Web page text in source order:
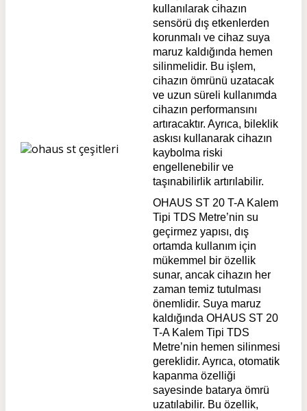
kullanılarak cihazın
sensörü dış etkenlerden
korunmalı ve cihaz suya
maruz kaldığında hemen
silinmelidir. Bu işlem,
cihazın ömrünü uzatacak
ve uzun süreli kullanımda
cihazın performansını
artıracaktır. Ayrıca, bileklik
askısı kullanarak cihazın
kaybolma riski
engellenebilir ve
taşınabilirlik artırılabilir.
OHAUS ST 20 T-A Kalem
Tipi TDS Metre’nin su
geçirmez yapısı, dış
ortamda kullanım için
mükemmel bir özellik
sunar, ancak cihazın her
zaman temiz tutulması
önemlidir. Suya maruz
kaldığında OHAUS ST 20
T-A Kalem Tipi TDS
Metre’nin hemen silinmesi
gereklidir. Ayrıca, otomatik
kapanma özelliği
sayesinde batarya ömrü
uzatılabilir. Bu özellik,